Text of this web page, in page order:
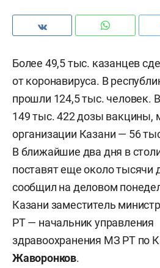
Более 49,5 тыс. казанцев
от коронавируса. В
прошли 124,5 тыс. человек.
149 тыс. 422 дозы вакцины,
организации Казани — 56
В ближайшие два дня в
поставят еще около тысячи
сообщил на деловом
Казани заместитель
РТ — начальник управления
здравоохранения МЗ РТ по
Жаворонков.